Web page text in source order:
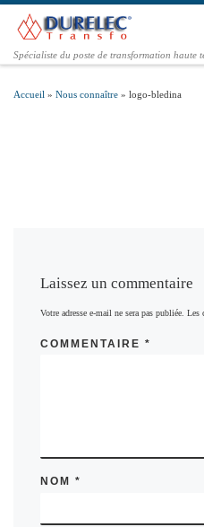
Passer au contenu
Spécialiste du poste de transformation haute
Accueil » Nous connaître » logo-bledina
Laissez un commentaire
Votre adresse e-mail ne sera pas publiée. Les
COMMENTAIRE *
NOM *